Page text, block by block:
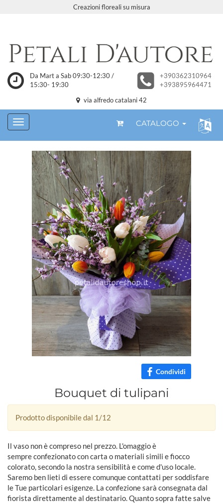
Creazioni floreali su misura
Da Mart a Sab 09:30-12:30 /
15:30- 19:30
+390362310964
+393895964471
via alfredo catalani 42
CATALOGO
Condividi
Bouquet di tulipani
Prodotto disponibile dal 1/12
Il vaso non è compreso nel prezzo. L'omaggio è
sempre confezionato con carta o materiali simili e fiocco
colorato, secondo la nostra sensibilità e come d'uso locale.
Saremo ben lieti di essere comunque contattati per soddisfare
le Tue particolari esigenze. La confezione sarà consegnata dal
fiorista direttamente al destinatario. Quanto sopra fatte salve